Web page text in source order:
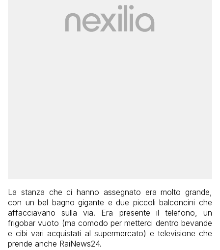
La stanza che ci hanno assegnato era molto grande,
con un bel bagno gigante e due piccoli balconcini che
affacciavano sulla via. Era presente il telefono, un
frigobar vuoto (ma comodo per metterci dentro bevande
e cibi vari acquistati al supermercato) e televisione che
prende anche RaiNews24.